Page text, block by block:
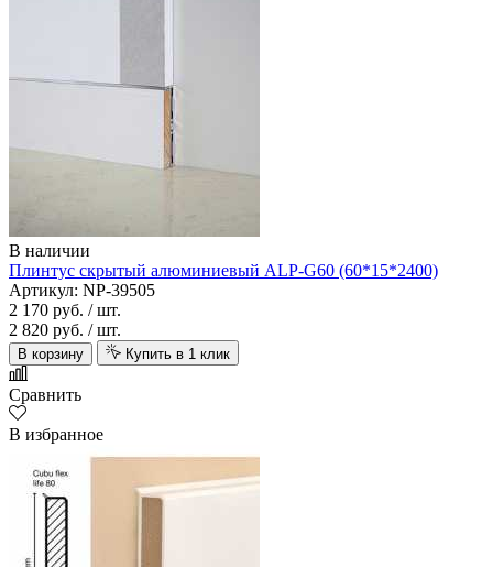
В наличии
Плинтус скрытый алюминиевый ALP-G60 (60*15*2400)
Артикул: NP-39505
2 170 руб. / шт.
2 820 руб. / шт.
В корзину Купить в 1 клик
Сравнить
В избранное